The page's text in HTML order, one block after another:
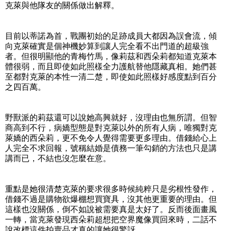
克萊與他隊友的關係做出解釋。
目前以蒂諾為首，戰團初始的足跡成員大都因為誤會流，傾
向克萊確實是個神機妙算到讓人完全看不出門道的超級強
者。但很明顯他的青梅竹馬，像莉茲和西朵莉都知道克萊本
體很弱，而且即使如此照樣全力護航替他隱藏真相。她們甚
至都對克萊的本性一清二楚，即使如此照樣好感度點到百分
之四百萬。
野獸派的莉茲還可以說她高興就好，沒理由也無所謂。但智
商高到不行，病嬌型態是對克萊以外的所有人病，唯獨對克
萊嬌的西朵莉，更不免令人覺得需要更多理由。借錢給心上
人完全不求回報，號稱結婚是債務一筆勾銷的方法也只是講
講而已，不結也沒怎麼在意。
重點是她很清楚克萊的要求很多時候純粹只是劣根性發作，
借錢不過是購物欲爆棚想買寶具，沒其他更重要的理由。但
這樣也沒關係，倒不如說被需要真是太好了。反而後面畫風
一轉，當克萊發現西朵莉超想把空界魔像買回來時，二話不